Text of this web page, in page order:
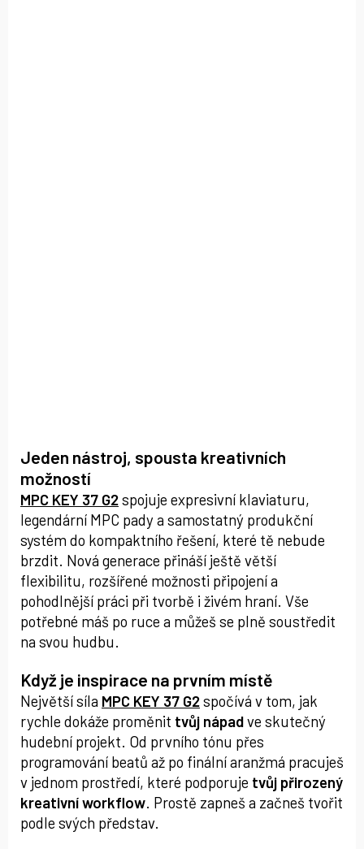
Jeden nástroj, spousta kreativních
možností
MPC KEY 37 G2spojuje expresivní klaviaturu,
legendární MPC pady a samostatný produkční
systém do kompaktního řešení, které tě nebude
brzdit. Nová generace přináší ještě větší
flexibilitu, rozšířené možnosti připojení a
pohodlnější práci při tvorbě i živém hraní. Vše
potřebné máš po ruce a můžeš se plně soustředit
na svou hudbu.
Když je inspirace na prvním místě
Největší síla MPC KEY 37 G2spočívá v tom, jak
rychle dokáže proměnit tvůj nápadve skutečný
hudební projekt. Od prvního tónu přes
programování beatů až po finální aranžmá pracuješ
v jednom prostředí, které podporuje tvůj přirozený
kreativní workflow. Prostě zapneš a začneš tvořit
podle svých představ.